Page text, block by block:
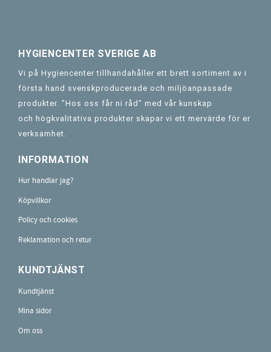
HYGIENCENTER SVERIGE AB
Vi på Hygiencenter tillhandahåller ett brett sortiment av i
första hand svenskproducerade och miljöanpassade
produkter. "Hos oss får ni råd" med vår kunskap
och högkvalitativa produkter skapar vi ett mervärde för er
verksamhet.
INFORMATION
Hur handlar jag?
Köpvillkor
Policy och cookies
Reklamation och retur
KUNDTJÄNST
Kundtjänst
Mina sidor
Om oss